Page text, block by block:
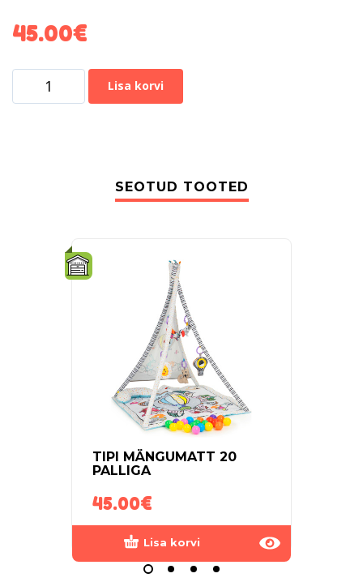
45.00€
Lisa korvi
SEOTUD TOOTED
TIPI MÄNGUMATT 20
PALLIGA
45.00€
Lisa korvi